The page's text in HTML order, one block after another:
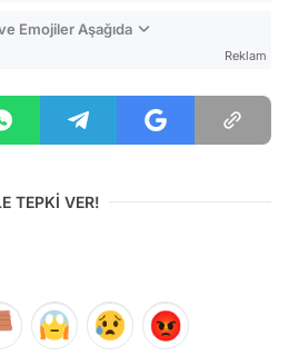
Emojiler Aşağıda
Reklam
TEPKİ VER!